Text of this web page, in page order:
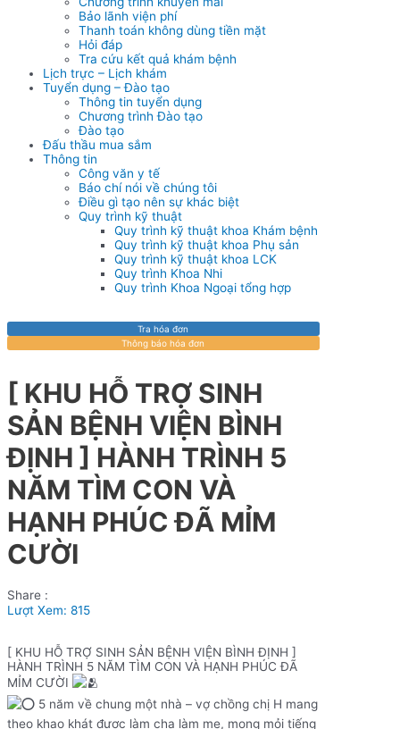
Bảo lãnh viện phí
Thanh toán không dùng tiền mặt
Hỏi đáp
Tra cứu kết quả khám bệnh
Lịch trực – Lịch khám
Tuyển dụng – Đào tạo
Thông tin tuyển dụng
Chương trình Đào tạo
Đào tạo
Đấu thầu mua sắm
Thông tin
Công văn y tế
Báo chí nói về chúng tôi
Điều gì tạo nên sự khác biệt
Quy trình kỹ thuật
Quy trình kỹ thuật khoa Khám bệnh
Quy trình kỹ thuật khoa Phụ sản
Quy trình kỹ thuật khoa LCK
Quy trình Khoa Nhi
Quy trình Khoa Ngoại tổng hợp
Tra hóa đơn
Thông báo hóa đơn
[ KHU HỖ TRỢ SINH
SẢN BỆNH VIỆN BÌNH
ĐỊNH ] HÀNH TRÌNH 5
NĂM TÌM CON VÀ
HẠNH PHÚC ĐÃ MỈM
CƯỜI
Share :
Lượt Xem: 815
[ KHU HỖ TRỢ SINH SẢN BỆNH VIỆN BÌNH ĐỊNH ]
HÀNH TRÌNH 5 NĂM TÌM CON VÀ HẠNH PHÚC ĐÃ
MỈM CƯỜI
5 năm về chung một nhà – vợ chồng chị H mang
theo khao khát được làm cha làm mẹ, mong mỏi tiếng